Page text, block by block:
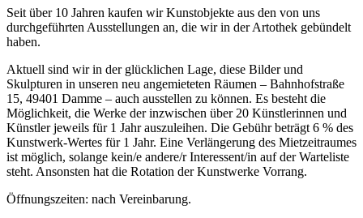
Seit über 10 Jahren kaufen wir Kunstobjekte aus den von uns
durchgeführten Ausstellungen an, die wir in der Artothek gebündelt
haben.
Aktuell sind wir in der glücklichen Lage, diese Bilder und
Skulpturen in unseren neu angemieteten Räumen – Bahnhofstraße
15, 49401 Damme – auch ausstellen zu können. Es besteht die
Möglichkeit, die Werke der inzwischen über 20 Künstlerinnen und
Künstler jeweils für 1 Jahr auszuleihen. Die Gebühr beträgt 6 % des
Kunstwerk-Wertes für 1 Jahr. Eine Verlängerung des Mietzeitraumes
ist möglich, solange kein/e andere/r Interessent/in auf der Warteliste
steht. Ansonsten hat die Rotation der Kunstwerke Vorrang.
Öffnungszeiten: nach Vereinbarung.